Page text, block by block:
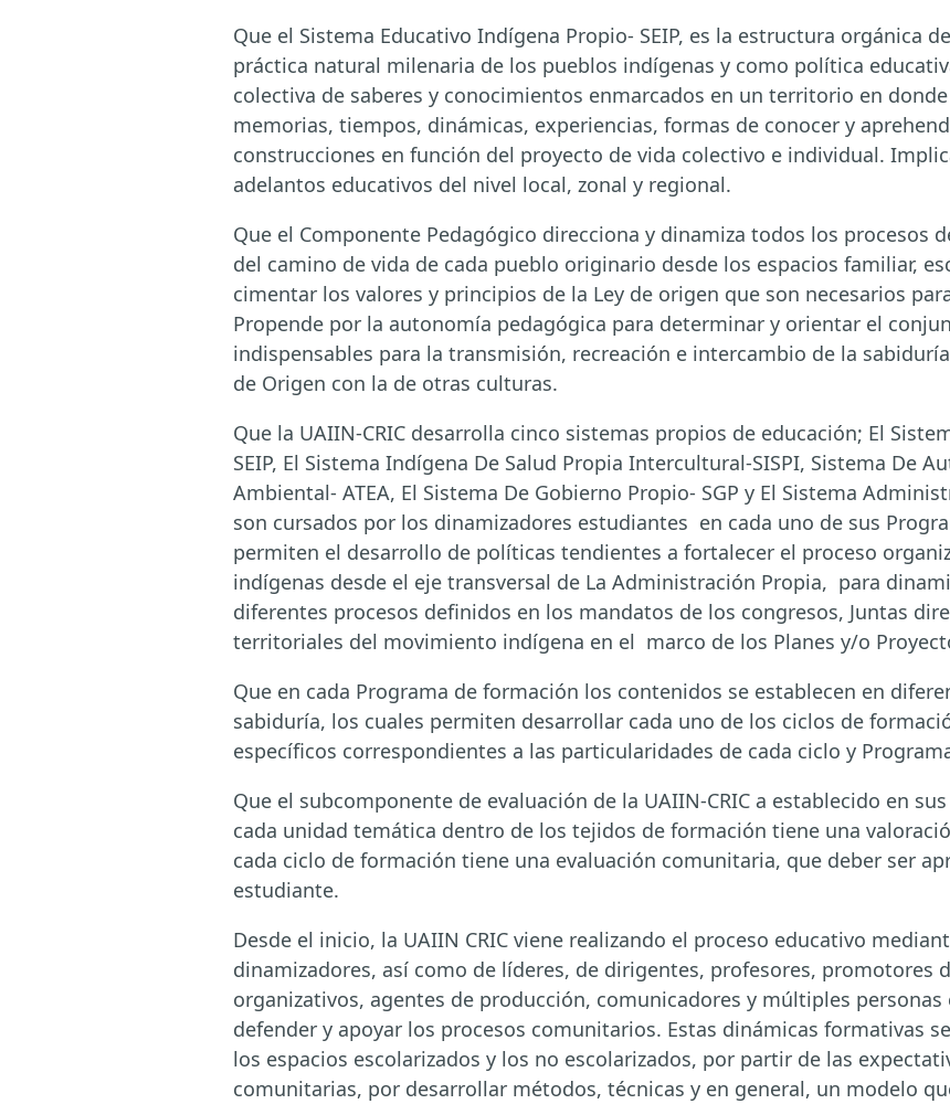
Que el Sistema Educativo Indígena Propio- SEIP, es la estructura orgánica
práctica natural milenaria de los pueblos indígenas y como política
colectiva de saberes y conocimientos enmarcados en un territorio en
memorias, tiempos, dinámicas, experiencias, formas de conocer y
construcciones en función del proyecto de vida colectivo e individual.
adelantos educativos del nivel local, zonal y regional.
Que el Componente Pedagógico direcciona y dinamiza todos los procesos
del camino de vida de cada pueblo originario desde los espacios familiar,
cimentar los valores y principios de la Ley de origen que son necesarios
Propende por la autonomía pedagógica para determinar y orientar el
indispensables para la transmisión, recreación e intercambio de la
de Origen con la de otras culturas.
Que la UAIIN-CRIC desarrolla cinco sistemas propios de educación; El
SEIP, El Sistema Indígena De Salud Propia Intercultural-SISPI, Sistema De
Ambiental- ATEA, El Sistema De Gobierno Propio- SGP y El Sistema
son cursados por los dinamizadores estudiantes en cada uno de sus
permiten el desarrollo de políticas tendientes a fortalecer el proceso
indígenas desde el eje transversal de La Administración Propia, para
diferentes procesos definidos en los mandatos de los congresos, Juntas
territoriales del movimiento indígena en el marco de los Planes y/o
Que en cada Programa de formación los contenidos se establecen en
sabiduría, los cuales permiten desarrollar cada uno de los ciclos de
específicos correspondientes a las particularidades de cada ciclo y
Que el subcomponente de evaluación de la UAIIN-CRIC a establecido en
cada unidad temática dentro de los tejidos de formación tiene una
cada ciclo de formación tiene una evaluación comunitaria, que deber ser
estudiante.
Desde el inicio, la UAIIN CRIC viene realizando el proceso educativo
dinamizadores, así como de líderes, de dirigentes, profesores, promotores
organizativos, agentes de producción, comunicadores y múltiples personas
defender y apoyar los procesos comunitarios. Estas dinámicas formativas
los espacios escolarizados y los no escolarizados, por partir de las
comunitarias, por desarrollar métodos, técnicas y en general, un modelo